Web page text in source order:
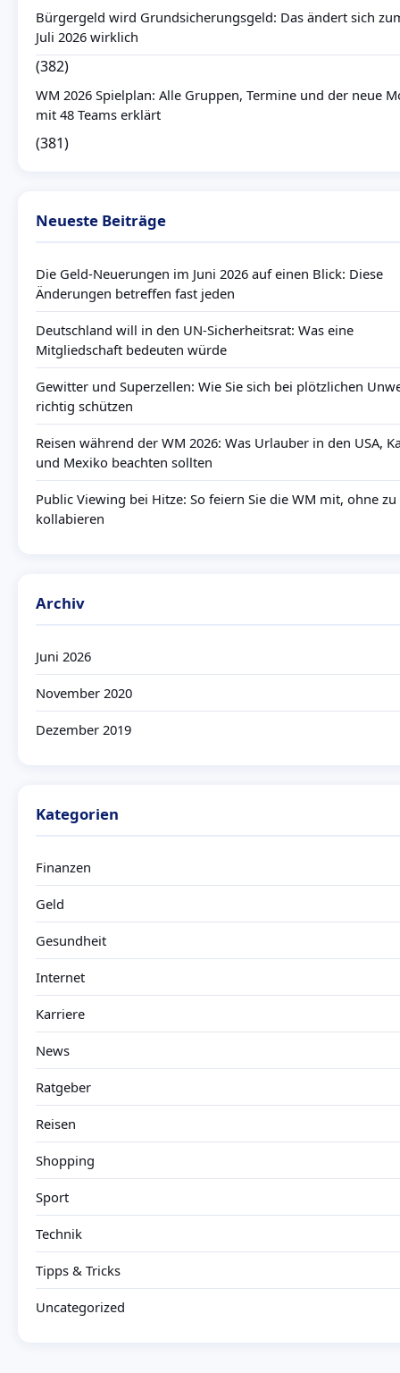
Bürgergeld wird Grundsicherungsgeld: Das ändert sich
Juli 2026 wirklich
(382)
WM 2026 Spielplan: Alle Gruppen, Termine und der neue
mit 48 Teams erklärt
(381)
Neueste Beiträge
Die Geld-Neuerungen im Juni 2026 auf einen Blick: Diese
Änderungen betreffen fast jeden
Deutschland will in den UN-Sicherheitsrat: Was eine
Mitgliedschaft bedeuten würde
Gewitter und Superzellen: Wie Sie sich bei plötzlichen
richtig schützen
Reisen während der WM 2026: Was Urlauber in den USA,
und Mexiko beachten sollten
Public Viewing bei Hitze: So feiern Sie die WM mit, ohne zu
kollabieren
Archiv
Juni 2026
November 2020
Dezember 2019
Kategorien
Finanzen
Geld
Gesundheit
Internet
Karriere
News
Ratgeber
Reisen
Shopping
Sport
Technik
Tipps & Tricks
Uncategorized